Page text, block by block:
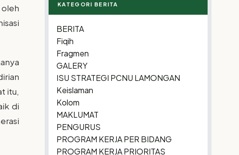
itu,
di
KATEGORI BERITA
BERITA
Fiqih
Fragmen
GALERY
ISU STRATEGI PCNU LAMONGAN
Keislaman
Kolom
MAKLUMAT
PENGURUS
PROGRAM KERJA PER BIDANG
PROGRAM KERJA PRIORITAS